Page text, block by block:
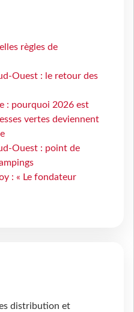
règles de
Ouest : le retour des
: pourquoi 2026 est
vertes deviennent
Ouest : point de
: « Le fondateur
distribution et